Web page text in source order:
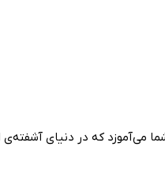
می‌آموزد که در دنیای آشفته‌ی